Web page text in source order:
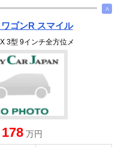
∧
ゴンR スマイル
3型 9インチ全方位メ
178 万円